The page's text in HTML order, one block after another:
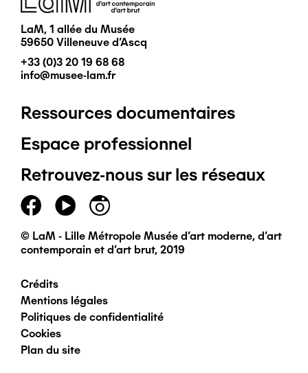
LaM, 1 allée du Musée
59650 Villeneuve d'Ascq
+33 (0)3 20 19 68 68
info@musee-lam.fr
Pied
de
page
principal
Ressources documentaires
Espace professionnel
Retrouvez-nous sur les réseaux
© LaM - Lille Métropole Musée d'art moderne, d'art
contemporain et d'art brut, 2019
Pied
de
page
Crédits
Mentions légales
Politiques de confidentialité
Cookies
Plan du site